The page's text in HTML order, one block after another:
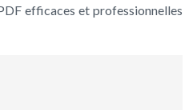
efficaces et professionnelles